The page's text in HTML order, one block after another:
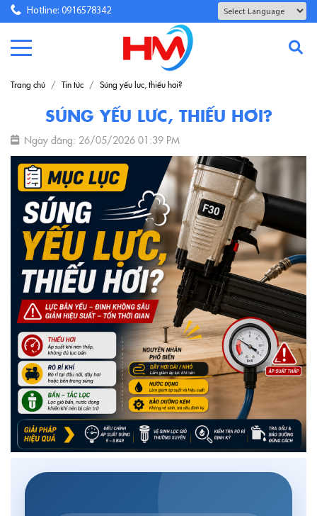
Hotline: 0916578342
Trang chủ Tin tức Súng yếu lưc, thiếu hơi?
SÚNG YẾU LƯC, THIẾU HƠI?
Ngày đăng: 26/05/2026 01:39 PM